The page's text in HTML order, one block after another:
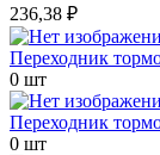
236,38 ₽
Переходник
0 шт
Переходник
0 шт